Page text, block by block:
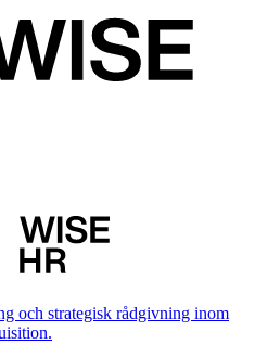
och strategisk rådgivning inom